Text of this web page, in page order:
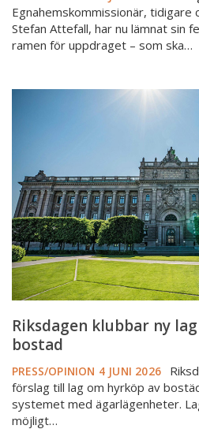
Egnahemskommissionär,
Stefan Attefall, har nu lämnat sin
ramen för uppdraget – som ska…
Riksdagen
hyrköp
bostad
Riksdagen klubbar ny
bostad
PRESS/OPINION 4 JUNI 2026
förslag till lag om hyrköp av
systemet med ägarlägenheter.
möjligt…